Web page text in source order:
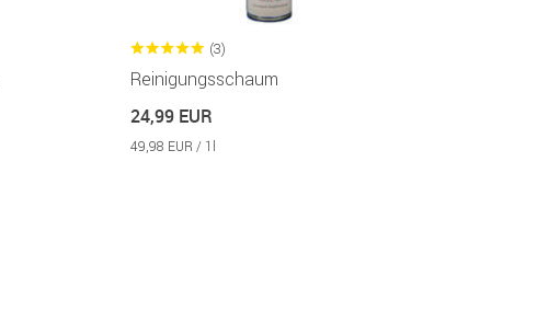
(3)
Reinigungsschaum
24,99 EUR
49,98 EUR / 1l